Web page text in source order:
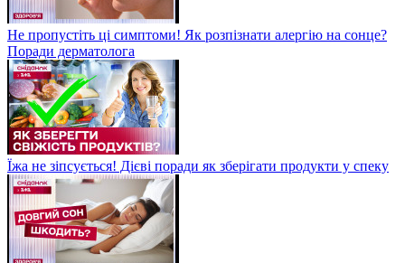
Не пропустіть ці симптоми! Як розпізнати алергію на сонце?
Поради дерматолога
Їжа не зіпсується! Дієві поради як зберігати продукти у спеку